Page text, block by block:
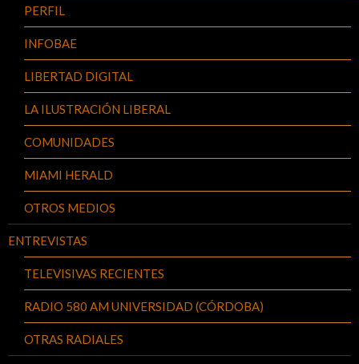
PERFIL
INFOBAE
LIBERTAD DIGITAL
LA ILUSTRACIÓN LIBERAL
COMUNIDADES
MIAMI HERALD
OTROS MEDIOS
ENTREVISTAS
TELEVISIVAS RECIENTES
RADIO 580 AM UNIVERSIDAD (CÓRDOBA)
OTRAS RADIALES